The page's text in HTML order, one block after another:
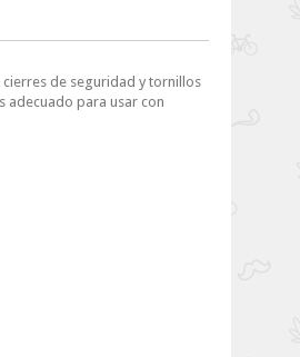
cierres de seguridad y tornillos
adecuado para usar con